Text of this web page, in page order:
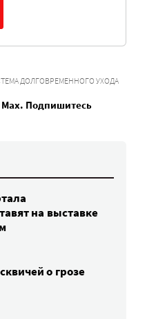
ДОЛГОВРЕМЕННОГО УХОДА
Max. Подпишитесь
на выставке
о грозе